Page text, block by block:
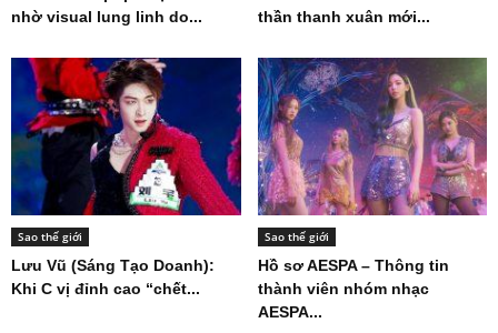
nhờ visual lung linh do...
thần thanh xuân mới...
Sao thế giới
Lưu Vũ (Sáng Tạo Doanh):
Khi C vị đỉnh cao “chết...
Sao thế giới
Hồ sơ AESPA – Thông tin
thành viên nhóm nhạc
AESPA...